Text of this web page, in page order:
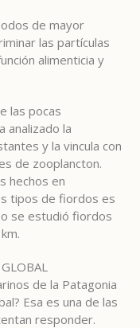
de mayor
las partículas
alimenticia y
las pocas
analizado la
y la vincula con
de zooplancton.
hechos en
tipos de fiordos es
se estudió fiordos
de la Patagonia
Esa es una de las
responder.